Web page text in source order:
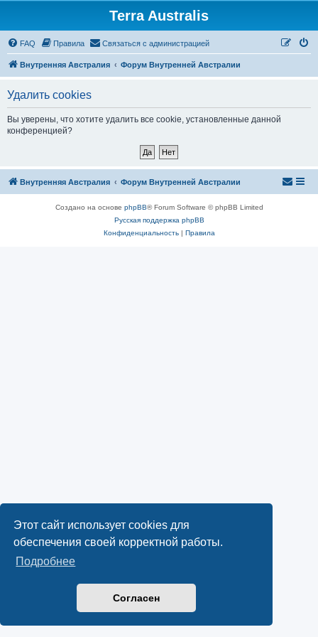
Этот сайт использует cookies для
обеспечения своей корректной работы.
Подробнее
Согласен
Terra Australis
FAQ Правила Связаться с администрацией
Внутренняя Австралия Форум Внутренней Австралии
Удалить cookies
Вы уверены, что хотите удалить все cookie, установленные данной
конференцией?
Внутренняя Австралия Форум Внутренней Австралии
Создано на основе phpBB® Forum Software © phpBB Limited
Русская поддержка phpBB
Конфиденциальность| Правила